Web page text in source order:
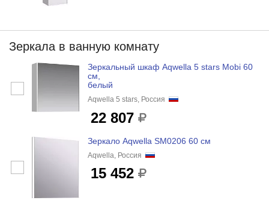
Зеркала в ванную комнату
Зеркальный шкаф Aqwella 5 stars Mobi 60
см,
белый
Aqwella 5 stars, Россия
22 807
Зеркало Aqwella SM0206 60 см
Aqwella, Россия
15 452